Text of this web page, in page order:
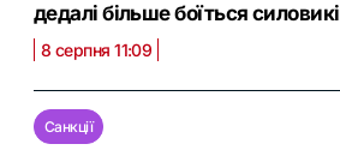
дедалі більше боїться
8 серпня 11:09
Санкції